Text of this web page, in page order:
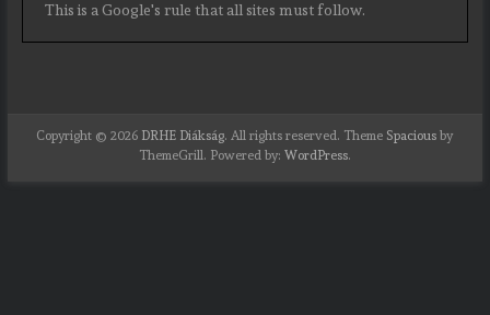
This is a Google's rule that all sites must follow.
Copyright © 2026 DRHE Diákság. All rights reserved. Theme Spacious by
ThemeGrill. Powered by: WordPress.